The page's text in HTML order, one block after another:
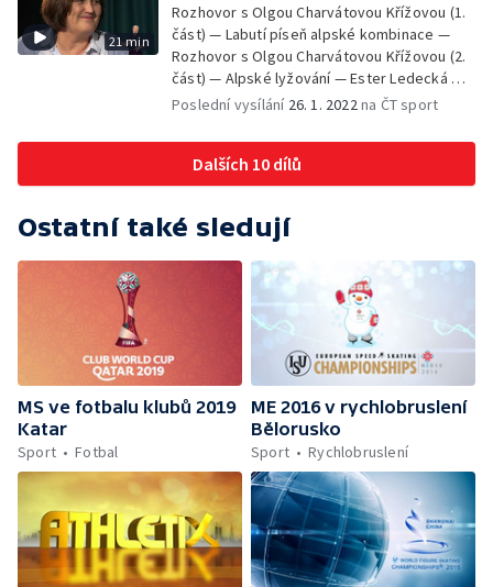
21 min
Rozhovor s Olgou Charvátovou Křížovou (1.
část) — Labutí píseň alpské kombinace —
Rozhovor s Olgou Charvátovou Křížovou (2.
část) — Alpské lyžování — Ester Ledecká — V
jedné minutě — ZOH 2014
Poslední vysílání 26. 1. 2022 na ČT sport
Dalších 10 dílů
Ostatní také sledují
MS ve fotbalu klubů 2019
Katar
Sport
Fotbal
ME 2016 v rychlobruslení
Bělorusko
Sport
Rychlobruslení